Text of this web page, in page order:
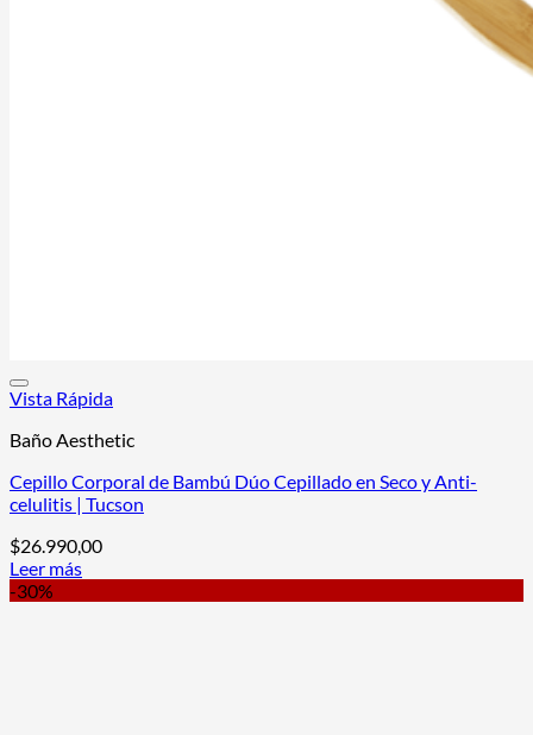
Vista Rápida
Baño Aesthetic
Cepillo Corporal de Bambú Dúo Cepillado en Seco y Anti-
celulitis | Tucson
$26.990,00
Leer más
-30%